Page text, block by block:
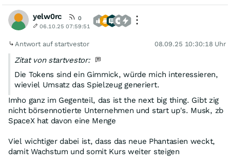
yelw0rc
0
06.10.25 07:59:51
Antwort auf startvestor 08.09.25 10:30:18 Uhr
Zitat von startvestor:
Die Tokens sind ein Gimmick, würde mich interessieren,
wieviel Umsatz das Spielzeug generiert.
Imho ganz im Gegenteil, das ist the next big thing. Gibt zig
nicht börsennotierte Unternehmen und start up's. Musk, zb
SpaceX hat davon eine Menge
Viel wichtiger dabei ist, dass das neue Phantasien weckt,
damit Wachstum und somit Kurs weiter steigen